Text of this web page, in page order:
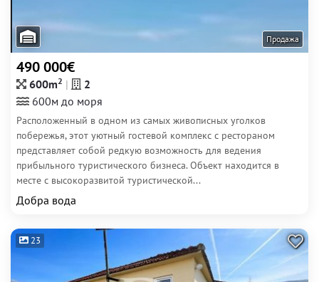
Продажа
490 000€
600m2
2
600м до моря
Расположенный в одном из самых живописных уголков
побережья, этот уютный гостевой комплекс с рестораном
представляет собой редкую возможность для ведения
прибыльного туристического бизнеса. Объект находится в
месте с высокоразвитой туристической...
Добра вода
23